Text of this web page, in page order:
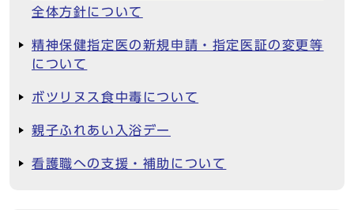
全体方針について
精神保健指定医の新規申請・指定医証の変更等
について
ボツリヌス食中毒について
親子ふれあい入浴デー
看護職への支援・補助について